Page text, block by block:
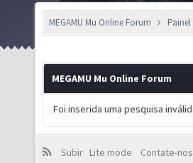
MEGAMU Mu Online Forum Painel
MEGAMU Mu Online Forum
Foi inserida uma pesquisa
Subir Lite mode
Contate-nos